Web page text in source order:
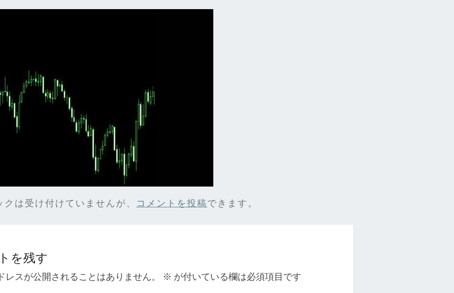
は受け付けていませんが、 コメントを投稿できます。
を残す
レスが公開されることはありません。 ※ が付いている欄は必須項目です